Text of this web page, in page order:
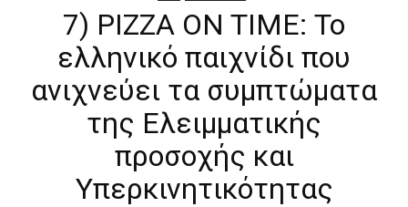
7) PIZZA ON TIME: Το
ελληνικό παιχνίδι που
ανιχνεύει τα συμπτώματα
της Ελειμματικής
προσοχής και
Υπερκινητικότητας